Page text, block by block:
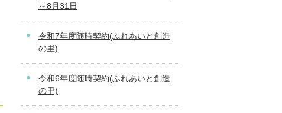
～8月31日
令和7年度随時契約(ふれあいと創造
の里)
令和6年度随時契約(ふれあいと創造
の里)